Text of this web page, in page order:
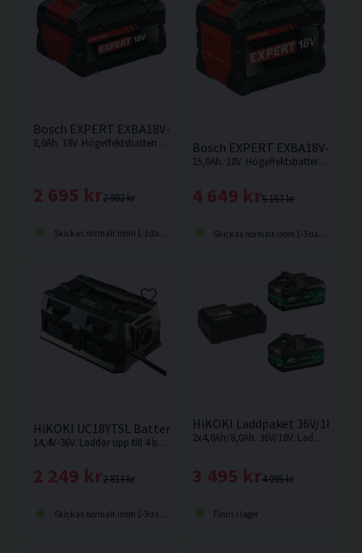
Bosch EXPERT EXBA18V-80 Batteri 18V (8,0Ah)
8,0Ah. 18V. Högeffektsbatteri från Bosch med upp till 2 400 W maximal effekt för krävande användningsområden.
2 982 kr
2 695 kr
Skickas normalt inom 1-3 dagar
Bosch EXPERT EXBA18V-150
15,0Ah. 18V. Högeffektsbatteri från Bosch med upp till 2 400 W maximal effekt för krävande användningsområden.
5 157 kr
4 649 kr
Skickas normalt inom 1-3 dagar
HiKOKI UC18YTSL Batteriladdare 14,4V-36V Multiport
14,4V-36V. Laddar upp till 4 batterier samtidigt, oavsett amperestyrka. Batterier på bilden ingår ej.
2 813 kr
2 249 kr
Skickas normalt inom 1-3 dagar
HiKOKI Laddpaket 36V/18V
2x4,0Ah/8,0Ah. 36V/18V. Laddare och smarta Multivolt-batterier som ändrar volt-nivå beroende på vilken maskin som används.
4 095 kr
3 495 kr
Finns i lager